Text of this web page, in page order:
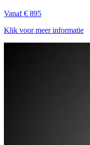
Vanaf € 895
Klik voor meer informatie